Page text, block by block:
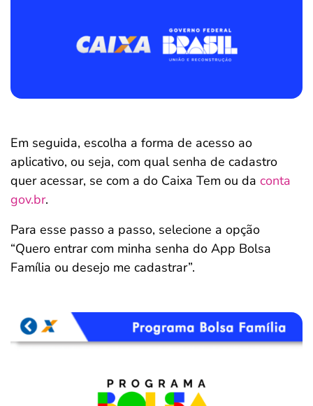
Em seguida, escolha a forma de acesso ao
aplicativo, ou seja, com qual senha de cadastro
quer acessar, se com a do Caixa Tem ou da conta
gov.br.
Para esse passo a passo, selecione a opção
“Quero entrar com minha senha do App Bolsa
Família ou desejo me cadastrar”.